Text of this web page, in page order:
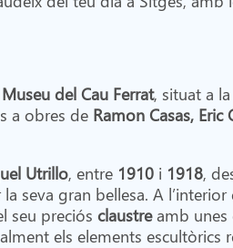
Museu del Cau Ferrat, situat a
a obres de Ramon Casas,
Utrillo, entre 1910 i 1918,
seva gran bellesa. A
seu preciós claustreamb unes
els elements escultòrics